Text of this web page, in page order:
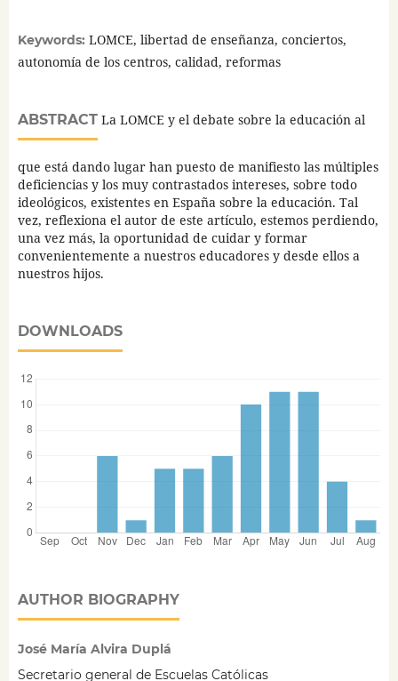
Keywords: LOMCE, libertad de enseñanza, conciertos,
autonomía de los centros, calidad, reformas
ABSTRACTLa LOMCE y el debate sobre la educación al
que está dando lugar han puesto de manifiesto las múltiples
deficiencias y los muy contrastados intereses, sobre todo
ideológicos, existentes en España sobre la educación. Tal
vez, reflexiona el autor de este artículo, estemos perdiendo,
una vez más, la oportunidad de cuidar y formar
convenientemente a nuestros educadores y desde ellos a
nuestros hijos.
DOWNLOADS
AUTHOR BIOGRAPHY
José María Alvira Duplá
Secretario general de Escuelas Católicas